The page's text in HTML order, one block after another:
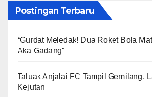
Postingan Terbaru
“Gurdat Meledak! Dua Roket Bola
Aka Gadang”
Taluak Anjalai FC Tampil Gemilang,
Kejutan